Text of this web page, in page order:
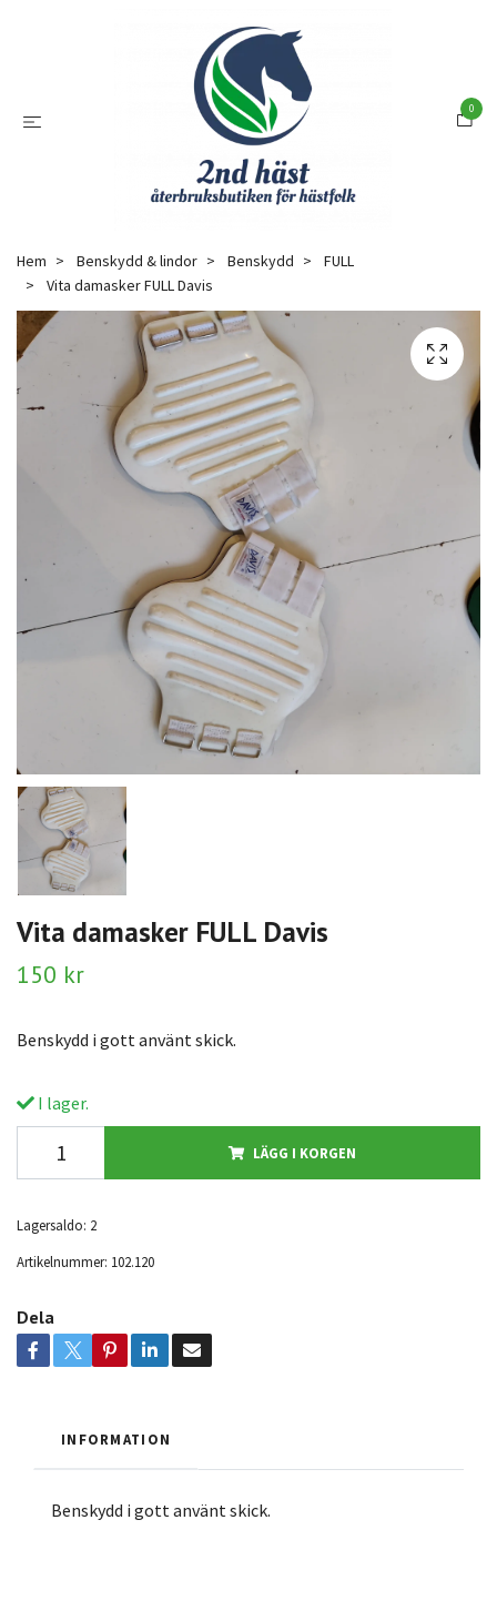
0
Hem Benskydd & lindor Benskydd
FULL
Vita damasker FULL Davis
Vita damasker FULL Davis
150 kr
Benskydd i gott använt skick.
I lager.
LÄGG I KORGEN
Lagersaldo: 2
Artikelnummer: 102.120
Dela
INFORMATION
Benskydd i gott använt skick.